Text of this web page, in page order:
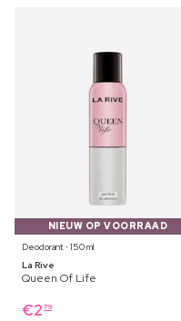
NIEUW OP VOORRAAD
Deodorant ⋅ 150 ml
La Rive
Queen Of Life
€2 79